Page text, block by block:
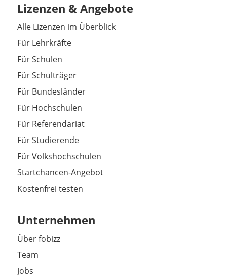
Lizenzen & Angebote
Alle Lizenzen im Überblick
Für Lehrkräfte
Für Schulen
Für Schulträger
Für Bundesländer
Für Hochschulen
Für Referendariat
Für Studierende
Für Volkshochschulen
Startchancen-Angebot
Kostenfrei testen
Unternehmen
Über fobizz
Team
Jobs